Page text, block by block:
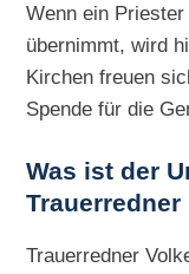
Wenn ein
übernimmt, wird
Kirchen freuen
Spende für die
Was ist der
Trauerredner